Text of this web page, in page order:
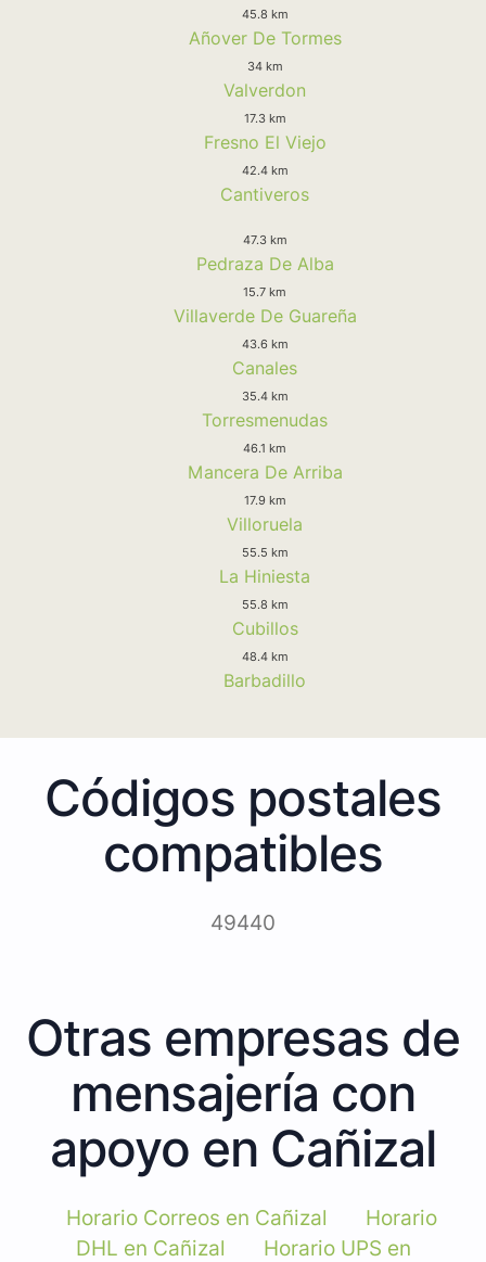
45.8 km
Añover De Tormes
34 km
Valverdon
17.3 km
Fresno El Viejo
42.4 km
Cantiveros
47.3 km
Pedraza De Alba
15.7 km
Villaverde De Guareña
43.6 km
Canales
35.4 km
Torresmenudas
46.1 km
Mancera De Arriba
17.9 km
Villoruela
55.5 km
La Hiniesta
55.8 km
Cubillos
48.4 km
Barbadillo
Códigos postales
compatibles
49440
Otras empresas de
mensajería con
apoyo en Cañizal
Horario Correos en Cañizal
Horario
DHL en Cañizal
Horario UPS en